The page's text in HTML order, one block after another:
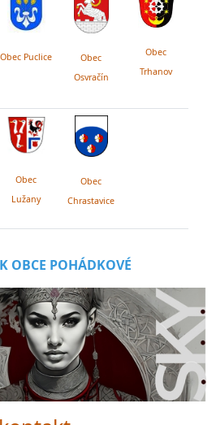
Obec Puclice
Obec
Osvračín
Obec
Trhanov
Obec
Lužany
Obec
Chrastavice
OBCE POHÁDKOVÉ